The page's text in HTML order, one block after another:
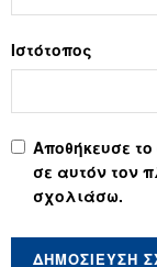
Ιστότοπος
Αποθήκευσε
σε αυτόν τον
σχολιάσω.